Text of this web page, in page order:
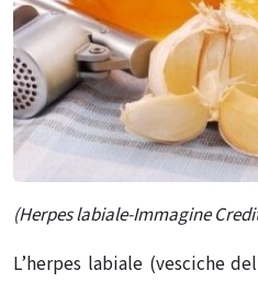
(Herpes labiale-Immagine
L’herpes labiale (vesciche